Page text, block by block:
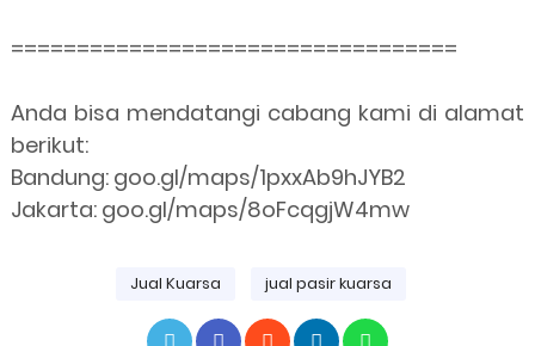
==================================
Anda bisa mendatangi cabang kami di alamat
berikut:
Bandung: goo.gl/maps/1pxxAb9hJYB2
Jakarta: goo.gl/maps/8oFcqgjW4mw
Jual Kuarsa jual pasir kuarsa